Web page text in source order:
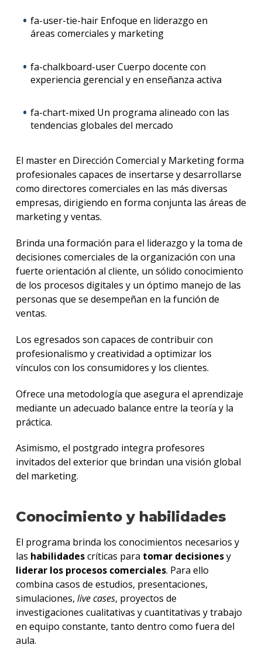
fa-user-tie-hair Enfoque en liderazgo en
áreas comerciales y marketing
fa-chalkboard-user Cuerpo docente con
experiencia gerencial y en enseñanza activa
fa-chart-mixed Un programa alineado con las
tendencias globales del mercado
El master en Dirección Comercial y Marketing forma
profesionales capaces de insertarse y desarrollarse
como directores comerciales en las más diversas
empresas, dirigiendo en forma conjunta las áreas de
marketing y ventas.
Brinda una formación para el liderazgo y la toma de
decisiones comerciales de la organización con una
fuerte orientación al cliente, un sólido conocimiento
de los procesos digitales y un óptimo manejo de las
personas que se desempeñan en la función de
ventas.
Los egresados son capaces de contribuir con
profesionalismo y creatividad a optimizar los
vínculos con los consumidores y los clientes.
Ofrece una metodología que asegura el aprendizaje
mediante un adecuado balance entre la teoría y la
práctica.
Asimismo, el postgrado integra profesores
invitados del exterior que brindan una visión global
del marketing.
Conocimiento y habilidades
El programa brinda los conocimientos necesarios y
las habilidadescríticas para tomar decisionesy
liderar los procesos comerciales. Para ello
combina casos de estudios, presentaciones,
simulaciones, live cases, proyectos de
investigaciones cualitativas y cuantitativas y trabajo
en equipo constante, tanto dentro como fuera del
aula.